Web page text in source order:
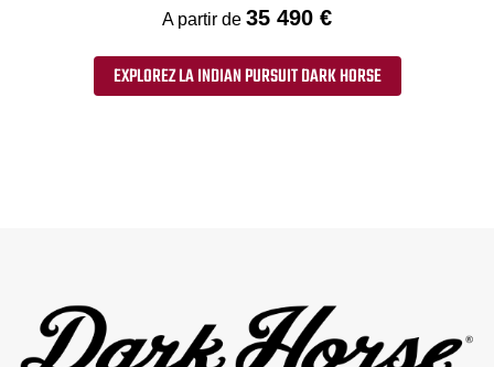
A partir de 35 490 €
EXPLOREZ LA INDIAN PURSUIT DARK HORSE